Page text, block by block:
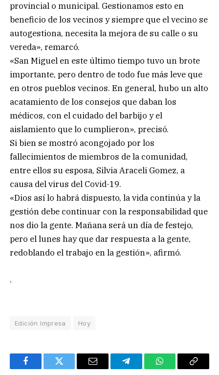
provincial o municipal. Gestionamos esto en
beneficio de los vecinos y siempre que el vecino se
autogestiona, necesita la mejora de su calle o su
vereda», remarcó.
«San Miguel en este último tiempo tuvo un brote
importante, pero dentro de todo fue más leve que
en otros pueblos vecinos. En general, hubo un alto
acatamiento de los consejos que daban los
médicos, con el cuidado del barbijo y el
aislamiento que lo cumplieron», precisó.
Si bien se mostró acongojado por los
fallecimientos de miembros de la comunidad,
entre ellos su esposa, Silvia Araceli Gomez, a
causa del virus del Covid-19.
«Dios así lo habrá dispuesto, la vida continúa y la
gestión debe continuar con la responsabilidad que
nos dio la gente. Mañana será un día de festejo,
pero el lunes hay que dar respuesta a la gente,
redoblando el trabajo en la gestión», afirmó.
.
Edición Impresa Hoy
FacebookTwitter Email TelegramWhatsAppCopy